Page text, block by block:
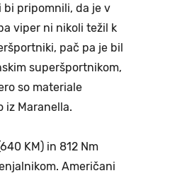
bi pripomnili, da je v
viper ni nikoli težil k
pač pa je bil
superšportnikom,
so materiale
iz Maranella.
KM) in 812 Nm
Američani